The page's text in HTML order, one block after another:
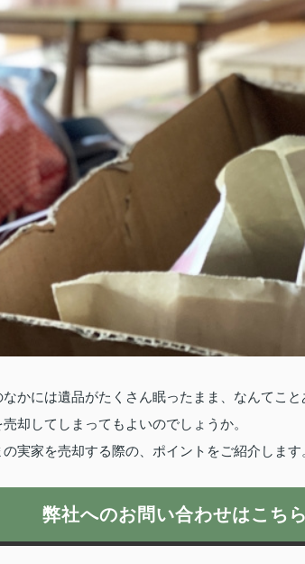
かには遺品がたくさん眠ったまま、なんてこと
却してしまってもよいのでしょうか。
実家を売却する際の、ポイントをご紹介します
弊社へのお問い合わせはこちら